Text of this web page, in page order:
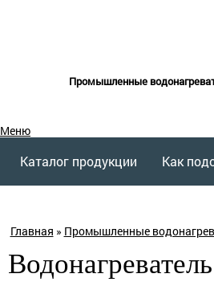
Промышленные
Меню
Каталог продукции Как
Главная » Промышленные